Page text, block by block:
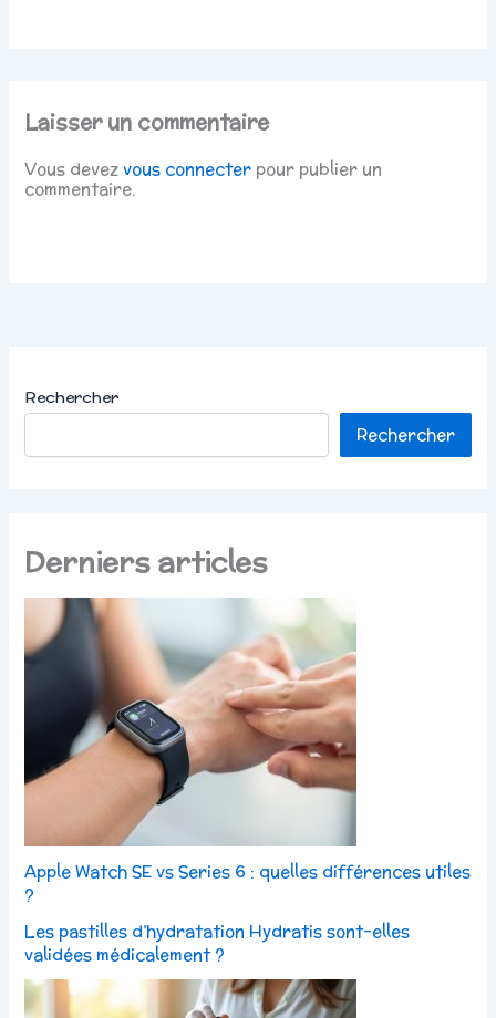
Laisser un commentaire
Vous devezvous connecter pour publier un
commentaire.
Rechercher
Rechercher
Derniers articles
Apple Watch SE vs Series 6 : quelles différences utiles
?
Les pastilles d’hydratation Hydratis sont-elles
validées médicalement ?